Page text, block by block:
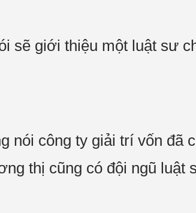
sẽ giới thiệu một luật sư
công ty giải trí vốn đã
thị cũng có đội ngũ luật